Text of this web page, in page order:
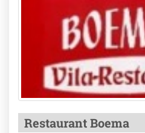
Restaurant Boema